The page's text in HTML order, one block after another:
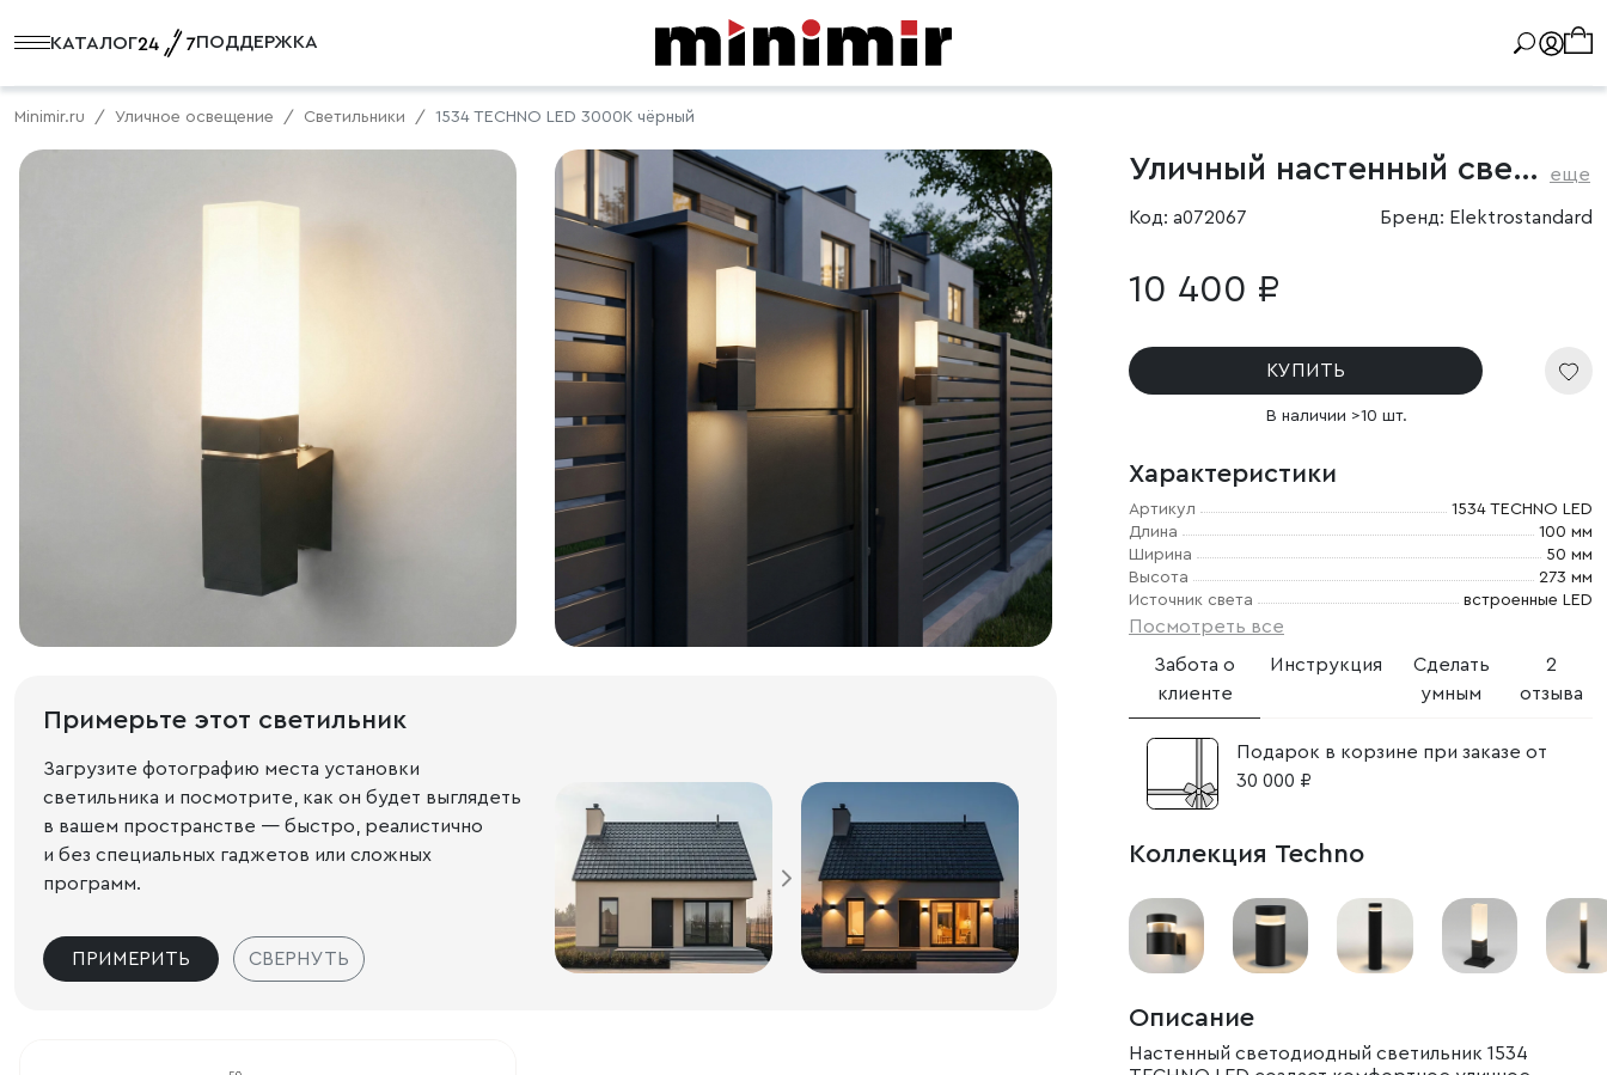
КАТАЛОГ ПОДДЕРЖКА
Minimir.ru Уличное освещение Светильники 1534 TECHNO LED 3000K чёрный
Примерьте этот светильник
Загрузите фотографию места установки
светильника и посмотрите, как он будет выглядеть
в вашем пространстве — быстро, реалистично
и без специальных гаджетов или сложных
программ.
ПРИМЕРИТЬ СВЕРНУТЬ
Уличный настенный светильник со светодиодами 1534 TECHNO LED 3000K чёрный еще
Код: a072067 Бренд: Elektrostandard
10 400 ₽
КУПИТЬ
В наличии >10 шт.
Характеристики
Артикул
1534 TECHNO LED
Длина
100 мм
Ширина
50 мм
Высота
273 мм
Источник света
встроенные LED
Посмотреть все
Забота о
клиенте
Инструкция
Сделать
умным
2
отзыва
Подарок в корзине при заказе от
30 000 ₽
Коллекция Techno
Описание
Настенный светодиодный светильник 1534